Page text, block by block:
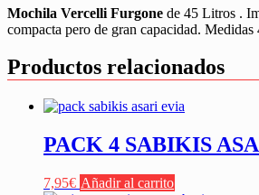
Mochila Vercelli Furgone de 45 Litros .
compacta pero de gran capacidad.
Productos relacionados
PACK 4 SABIKIS
7,95€ Añadir al carrito